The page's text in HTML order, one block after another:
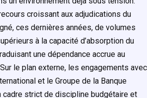
croissant aux adjudications du
ces dernières années, de volumes
à la capacité d’absorption du
une dépendance accrue au
le plan externe, les engagements avec
et le Groupe de la Banque
cadre strict de discipline budgétaire et